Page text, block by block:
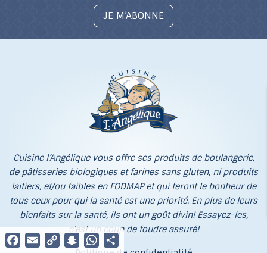
JE M’ABONNE
Cuisine l’Angélique vous offre ses produits de boulangerie,
de pâtisseries biologiques et farines sans gluten, ni produits
laitiers, et/ou faibles en FODMAP et qui feront le bonheur de
tous ceux pour qui la santé est une priorité. En plus de leurs
bienfaits sur la santé, ils ont un goût divin! Essayez-les,
c'est un coup de foudre assuré!
Facebook
EmailCopy
Link
SnapchatWhatsApp
Partager